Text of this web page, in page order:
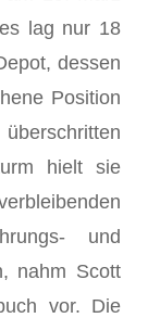
lag nur 18
dessen
Position
hielt sie
und
nahm Scott
vor. Die